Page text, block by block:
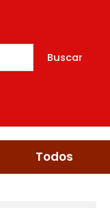
Buscar
Todos